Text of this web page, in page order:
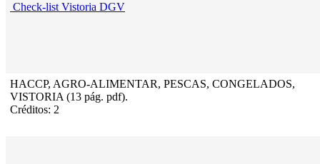
Check-list Vistoria DGV
HACCP, AGRO-ALIMENTAR, PESCAS, CONGELADOS,
VISTORIA (13 pág. pdf).
Créditos: 2